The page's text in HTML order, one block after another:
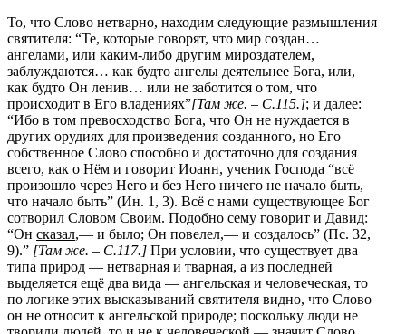
То, что Слово нетварно, находим следующие размышления
святителя: “Те, которые говорят, что мир создан…
ангелами, или каким-либо другим мироздателем,
заблуждаются… как будто ангелы деятельнее Бога, или,
как будто Он ленив… или не заботится о том, что
происходит в Его владениях”[Там же. – С.115.]; и далее:
“Ибо в том превосходство Бога, что Он не нуждается в
других орудиях для произведения созданного, но Его
собственное Слово способно и достаточно для создания
всего, как о Нём и говорит Иоанн, ученик Господа “всё
произошло через Него и без Него ничего не начало быть,
что начало быть” (Ин. 1, 3). Всё с нами существующее Бог
сотворил Словом Своим. Подобно сему говорит и Давид:
“Он сказал,— и было; Он повелел,— и создалось” (Пс. 32,
9).” [Там же. – С.117.] При условии, что существует два
типа природ — нетварная и тварная, а из последней
выделяется ещё два вида — ангельская и человеческая, то
по логике этих высказываний святителя видно, что Слово
он не относит к ангельской природе; поскольку люди не